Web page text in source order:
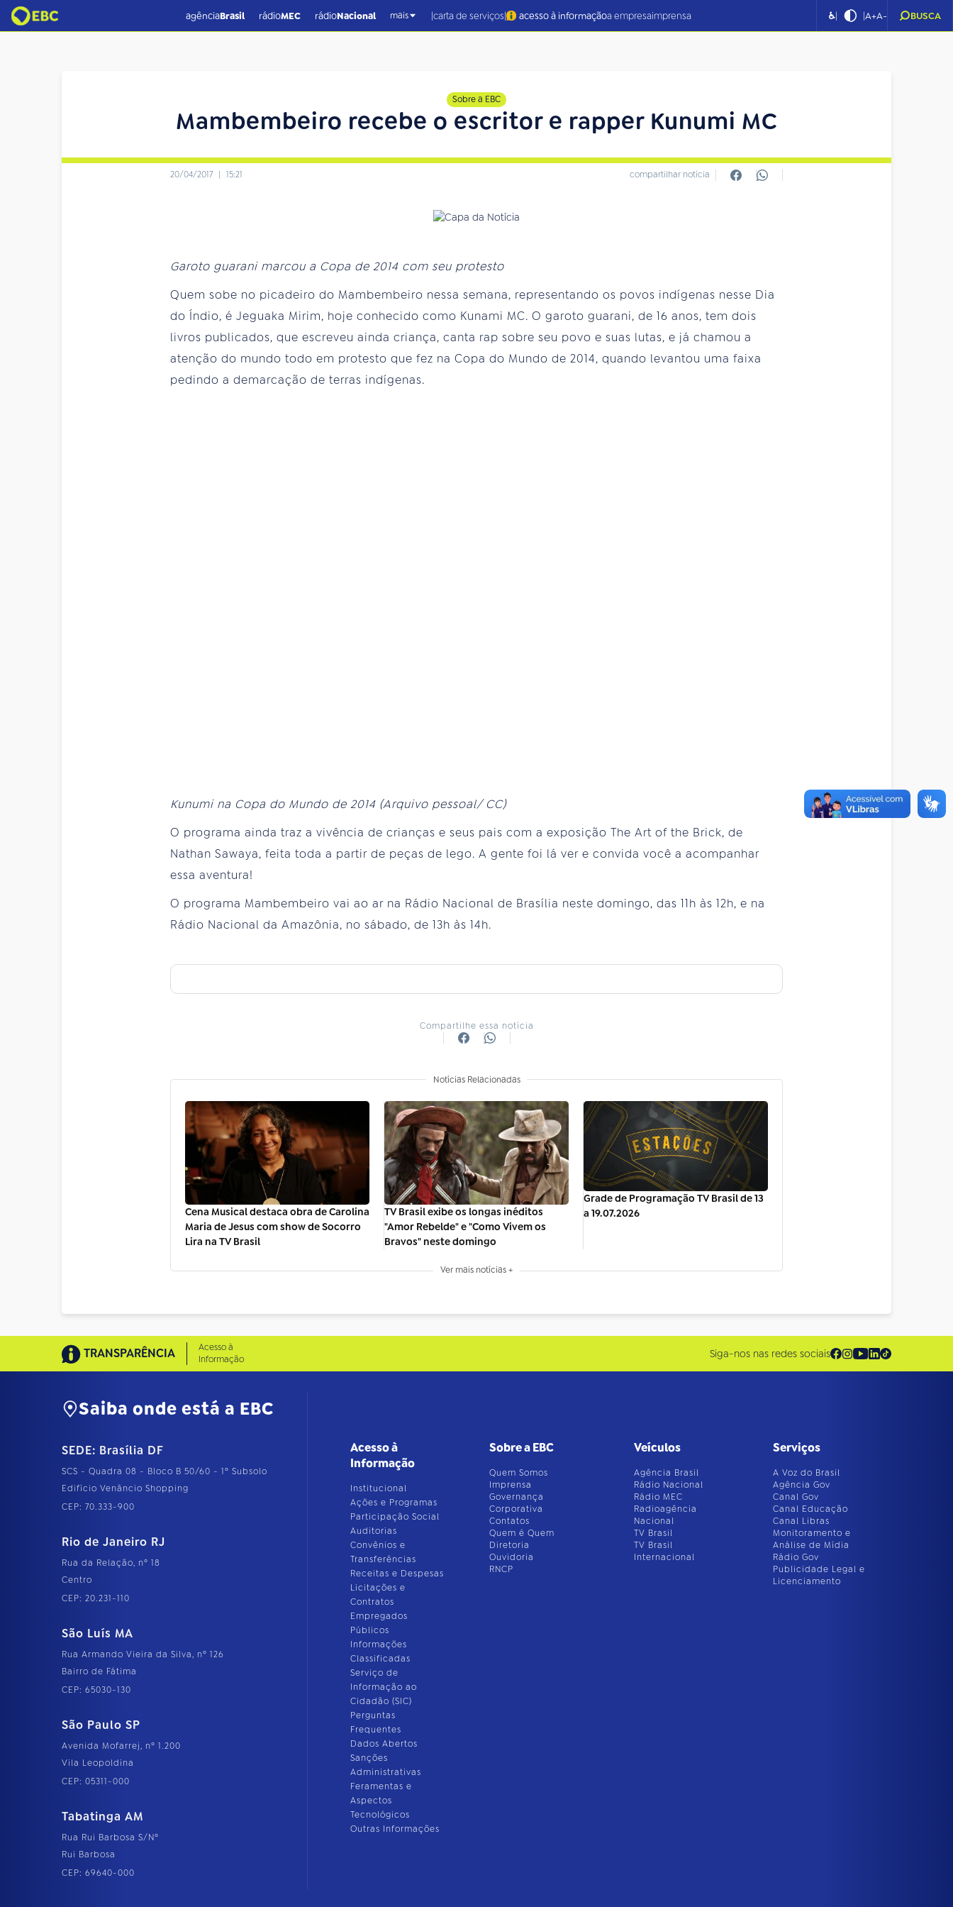
agênciaBrasil rádioMEC rádioNacional mais |carta de serviços| acesso à informaçãoa empresaimprensa ♿| |A+A- BUSCA
Sobre a EBC
Mambembeiro recebe o escritor e rapper Kunumi MC
20/04/2017 | 15:21 compartilhar notícia
Garoto guarani marcou a Copa de 2014 com seu protesto
Quem sobe no picadeiro do Mambembeiro nessa semana, representando os povos indígenas nesse Dia
do Índio, é Jeguaka Mirim, hoje conhecido como Kunami MC. O garoto guarani, de 16 anos, tem dois
livros publicados, que escreveu ainda criança, canta rap sobre seu povo e suas lutas, e já chamou a
atenção do mundo todo em protesto que fez na Copa do Mundo de 2014, quando levantou uma faixa
pedindo a demarcação de terras indígenas.
Kunumi na Copa do Mundo de 2014 (Arquivo pessoal/ CC)
O programa ainda traz a vivência de crianças e seus pais com a exposição The Art of the Brick, de
Nathan Sawaya, feita toda a partir de peças de lego. A gente foi lá ver e convida você a acompanhar
essa aventura!
O programa Mambembeiro vai ao ar na Rádio Nacional de Brasília neste domingo, das 11h às 12h, e na
Rádio Nacional da Amazônia, no sábado, de 13h às 14h.
Compartilhe essa notícia
Notícias Relacionadas
Cena Musical destaca obra de Carolina
Maria de Jesus com show de Socorro
Lira na TV Brasil
TV Brasil exibe os longas inéditos
"Amor Rebelde" e "Como Vivem os
Bravos" neste domingo
Grade de Programação TV Brasil de 13
a 19.07.2026
Ver mais notícias +
TRANSPARÊNCIA
Acesso à
Informação
Siga-nos nas redes sociais
Saiba onde está a EBC
SEDE: Brasília DF
SCS - Quadra 08 - Bloco B 50/60 - 1º Subsolo
Edifício Venâncio Shopping
CEP: 70.333-900
Rio de Janeiro RJ
Rua da Relação, nº 18
Centro
CEP: 20.231-110
São Luís MA
Rua Armando Vieira da Silva, nº 126
Bairro de Fátima
CEP: 65030-130
São Paulo SP
Avenida Mofarrej, nº 1.200
Vila Leopoldina
CEP: 05311-000
Tabatinga AM
Rua Rui Barbosa S/Nº
Rui Barbosa
CEP: 69640-000
Acesso à
Informação
Institucional
Ações e Programas
Participação Social
Auditorias
Convênios e
Transferências
Receitas e Despesas
Licitações e
Contratos
Empregados
Públicos
Informações
Classificadas
Serviço de
Informação ao
Cidadão (SIC)
Perguntas
Frequentes
Dados Abertos
Sanções
Administrativas
Feramentas e
Aspectos
Tecnológicos
Outras Informações
Sobre a EBC
Quem Somos
Imprensa
Governança
Corporativa
Contatos
Quem é Quem
Diretoria
Ouvidoria
RNCP
Veículos
Agência Brasil
Rádio Nacional
Rádio MEC
Radioagência
Nacional
TV Brasil
TV Brasil
Internacional
Serviços
A Voz do Brasil
Agência Gov
Canal Gov
Canal Educação
Canal Libras
Monitoramento e
Análise de Mídia
Rádio Gov
Publicidade Legal e
Licenciamento